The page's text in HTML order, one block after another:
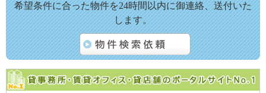
希望条件に合った物件を24時間以内に御連絡、送付いた
します。